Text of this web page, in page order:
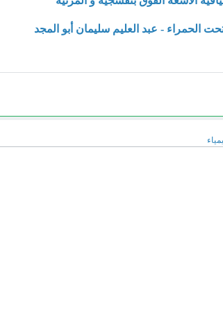
الحمراء - عبد العليم سليمان أبو المجد